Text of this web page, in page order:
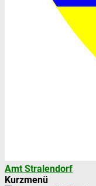
Amt Stralendorf
Kurzmenü